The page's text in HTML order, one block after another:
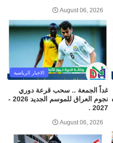
August 06, 2026
الاخبار الرياضية
غداً الجمعة .. سحب قرعة دوري
نجوم العراق للموسم الجديد 2026 -
2027 .
August 06, 2026